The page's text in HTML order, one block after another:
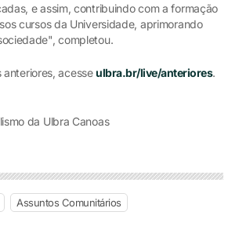
e assim, contribuindo com a formação
cursos da Universidade, aprimorando
completou.
anteriores, acesseulbra.br/live/anteriores.
da Ulbra Canoas
Assuntos Comunitários